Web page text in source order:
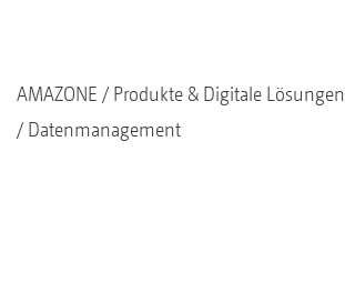
AMAZONE Produkte & Digitale Lösungen
Datenmanagement